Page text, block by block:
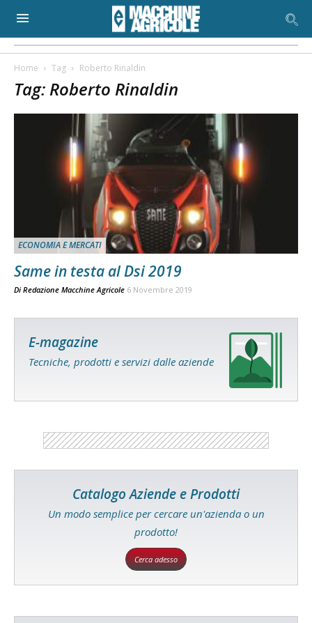
Home Tag Roberto Rinaldin
Tag: Roberto Rinaldin
ECONOMIA E MERCATI
Same in testa al Dsi 2019
Di Redazione Macchine Agricole 6 Novembre 2019
E-magazine
Tecniche, prodotti e servizi dalle aziende
Catalogo Aziende e Prodotti
Un modo semplice per cercare un'azienda o un
prodotto!
Cerca adesso